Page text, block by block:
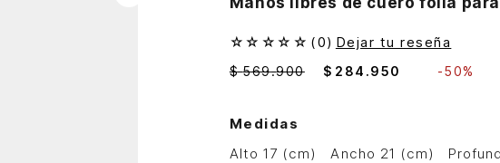
☆ ☆ ☆ ☆ ☆ (0) Dejar tu reseña
$ 569.900 $ 284 .950 -50%
Medidas
alto 17 (cm)
ancho 21 (cm)